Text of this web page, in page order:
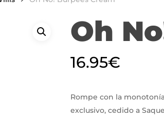
Oh
16.95€
Rompe con la
exclusivo, cedido a